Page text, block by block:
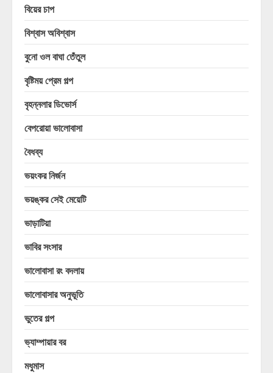
বিয়ের চাপ
বিশ্বাস অবিশ্বাস
বুনো ওল বাঘা তেঁতুল
বৃষ্টিময় প্রেম গল্প
বৃহন্নলার ডিভোর্স
বেপরোয়া ভালোবাসা
বৈধব্য
ভয়ংকর নির্জন
ভয়ঙ্কর সেই মেয়েটি
ভাড়াটিয়া
ভাবির সংসার
ভালোবাসা রং বদলায়
ভালোবাসার অনুভূতি
ভুতের গল্প
ভ্যাম্পায়ার বর
মধুমাস